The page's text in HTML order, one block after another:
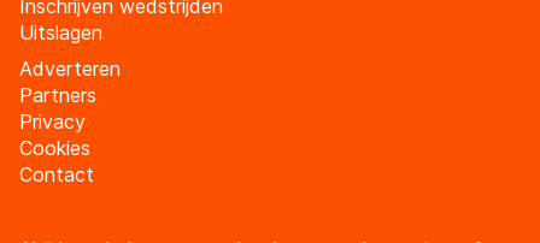
Inschrijven wedstrijden
Uitslagen
Adverteren
Partners
Privacy
Cookies
Contact